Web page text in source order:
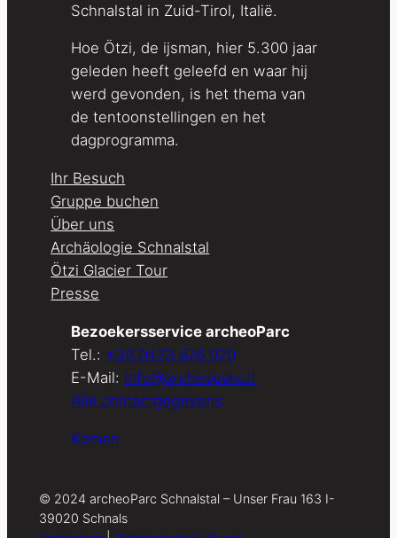
Schnalstal in Zuid-Tirol, Italië.
Hoe Ötzi, de ijsman, hier 5.300 jaar
geleden heeft geleefd en waar hij
werd gevonden, is het thema van
de tentoonstellingen en het
dagprogramma.
Ihr Besuch
Gruppe buchen
Über uns
Archäologie Schnalstal
Ötzi Glacier Tour
Presse
Bezoekersservice archeoParc
Tel.: +39 0473 676 020
E-Mail: info@archeoparc.it
Alle contactgegevens
Komen
© 2024 archeoParc Schnalstal – Unser Frau 163 I-
39020 Schnals